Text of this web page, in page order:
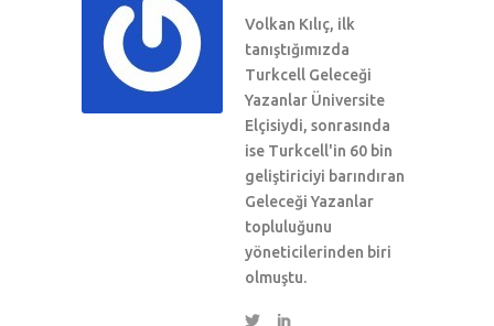
Volkan Kılıç, ilk
tanıştığımızda
Turkcell Geleceği
Yazanlar Üniversite
Elçisiydi, sonrasında
ise Turkcell'in 60 bin
geliştiriciyi barındıran
Geleceği Yazanlar
topluluğunu
yöneticilerinden biri
olmuştu.